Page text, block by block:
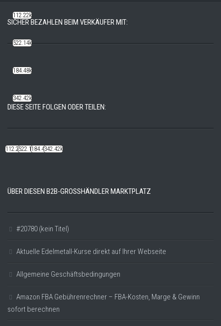
SICHER BEZAHLEN BEIM VERKÄUFER MIT:
DIESE SEITE FOLGEN ODER TEILEN:
112.22k522.14k184.48k342.42k
ÜBER DIESEN B2B-GROSSHÄNDLER MARKTPLATZ
#20780 (kein Titel)
Aktuelle Edelmetall-Kurse direkt auf Ihrer Webseite
Allgemeine Geschäftsbedingungen
Amazon FBA Gebührenrechner – FBA-Kosten, Marge & Gewinn
sofort berechnen
112.22k
522.14k
184.48k
342.42k